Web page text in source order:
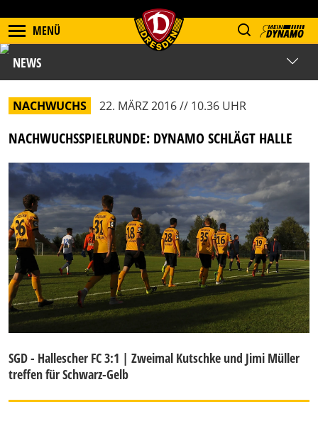
MENÜ
NEWS
NACHWUCHS 22. MÄRZ 2016 // 10.36 UHR
NACHWUCHSSPIELRUNDE: DYNAMO SCHLÄGT HALLE
SGD - Hallescher FC 3:1 | Zweimal Kutschke und Jimi Müller
treffen für Schwarz-Gelb